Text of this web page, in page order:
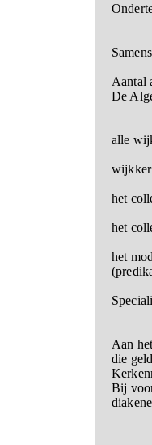
Aantal
De
alle
het
het
het
Aan
die
Bij